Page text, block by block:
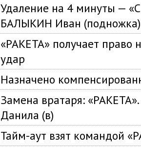
Удаление на 4 минуты —
БАЛЫКИН Иван (подножка)
«РАКЕТА» получает
удар
Назначено
Замена вратаря:
Данила (в)
Тайм-аут взят командой